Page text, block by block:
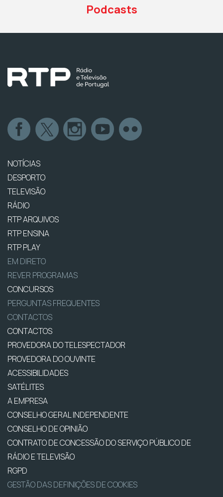
Podcasts
NOTÍCIAS
DESPORTO
TELEVISÃO
RÁDIO
RTP ARQUIVOS
RTP ENSINA
RTP PLAY
EM DIRETO
REVER PROGRAMAS
CONCURSOS
PERGUNTAS FREQUENTES
CONTACTOS
CONTACTOS
PROVEDORA DO TELESPECTADOR
PROVEDORA DO OUVINTE
ACESSIBILIDADES
SATÉLITES
A EMPRESA
CONSELHO GERAL INDEPENDENTE
CONSELHO DE OPINIÃO
CONTRATO DE CONCESSÃO DO SERVIÇO PÚBLICO DE
RÁDIO E TELEVISÃO
RGPD
GESTÃO DAS DEFINIÇÕES DE COOKIES